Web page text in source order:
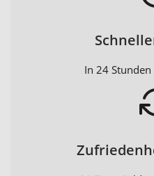
In 24